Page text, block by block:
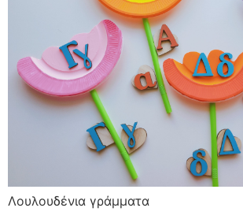
Λουλουδένια γράμματα